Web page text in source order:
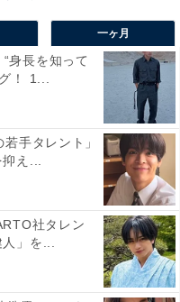
、伝統的な「湯もみ」
できるスポットです。
ことがあり、賑やかな
かったです」（50代女
本三名湯の肩書きがあ
からです」（60代男性
たいから」（40代女性
ことがあり、ホテルや
人的に好きな温泉であ
「きれいなエメラルド
一ヶ月
身長を知って
！ 1...
手タレント」
え...
社タレン
」を...